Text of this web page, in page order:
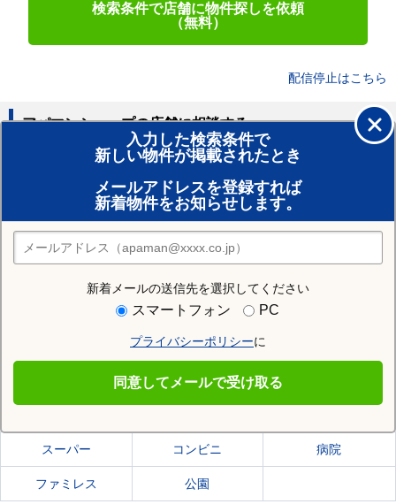
検索条件で店舗に物件探しを依頼
（無料）
配信停止はこちら
入力した検索条件で
新しい物件が掲載されたとき
メールアドレスを登録すれば
新着物件をお知らせします。
新着メールの送信先を選択してください
スマートフォン PC
プライバシーポリシーに
同意してメールで受け取る
アパマンショップの店舗に相談する
賃貸のプロがお部屋探し！
おまかせ物件リクエスト
住みたい街の店舗を探す
店舗検索
住む街研究所で札幌市東区の情報を見る
札幌市東区の施設一覧
スーパー コンビニ 病院
ファミレス 公園